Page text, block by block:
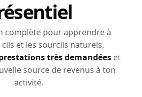
complète pour apprendre à
et les sourcils naturels,
très demandéeset
source de revenus à ton
activité.
▶